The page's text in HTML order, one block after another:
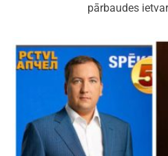
pārbaudes